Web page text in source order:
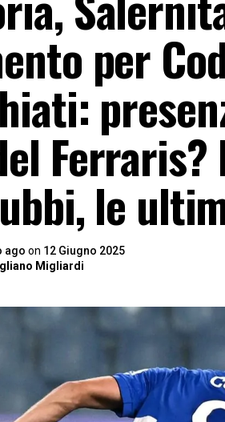
per
Ferraris?
le
ago on 12 Giugno 2025
Migliardi